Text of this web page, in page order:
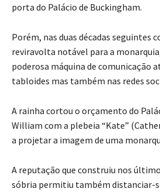
porta do Palácio de Buckingham.
Porém, nas duas décadas seguintes
reviravolta notável para a
poderosa máquina de comunicação
tabloides mas também nas redes
A rainha cortou o orçamento do
William com a plebeia “Kate”
a projetar a imagem de uma
A reputação que construiu nos
sóbria permitiu também distanciar-